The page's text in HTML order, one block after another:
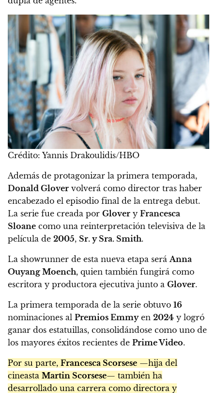
Crédito: Yannis Drakoulidis/HBO
Además de protagonizar la primera temporada,
Donald Glover volverá como director tras haber
encabezado el episodio final de la entrega debut.
La serie fue creada por Glover y Francesca
Sloane como una reinterpretación televisiva de la
película de 2005, Sr. y Sra. Smith.
La showrunner de esta nueva etapa será Anna
Ouyang Moench, quien también fungirá como
escritora y productora ejecutiva junto a Glover.
La primera temporada de la serie obtuvo 16
nominaciones al Premios Emmyen 2024 y logró
ganar dos estatuillas, consolidándose como uno de
los mayores éxitos recientes de Prime Video.
Por su parte, Francesca Scorsese —hija del
cineasta Martin Scorsese— también ha
desarrollado una carrera como directora y